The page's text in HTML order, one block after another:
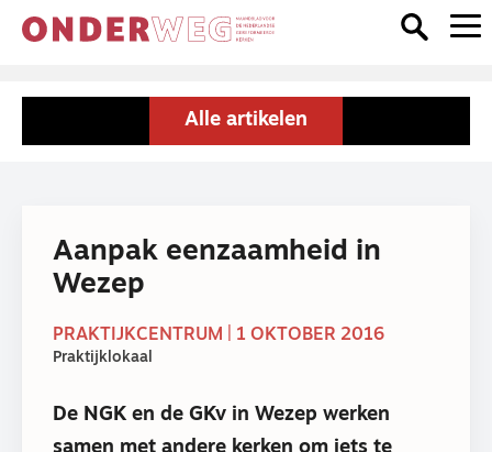
Alle artikelen
Aanpak eenzaamheid in
Wezep
PRAKTIJKCENTRUM | 1 OKTOBER 2016
Praktijklokaal
De NGK en de GKv in Wezep werken